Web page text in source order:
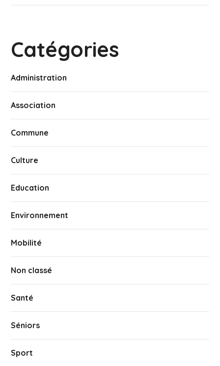
Catégories
Administration
Association
Commune
Culture
Education
Environnement
Mobilité
Non classé
Santé
Séniors
Sport